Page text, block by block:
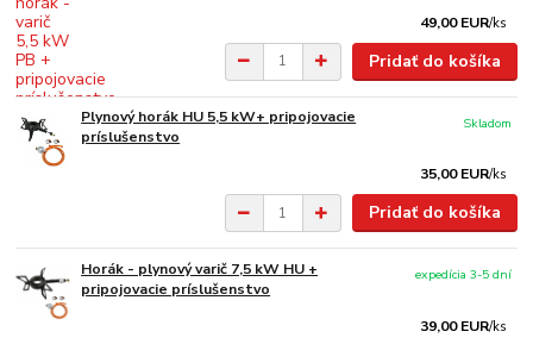
49,00 EUR/ks
Pridať do košíka
Plynový horák HU 5,5 kW+ pripojovacie
príslušenstvo
35,00 EUR/ks
Skladom
Pridať do košíka
Horák - plynový varič 7,5 kW HU +
pripojovacie príslušenstvo
39,00 EUR/ks
expedícia 3-5 dní